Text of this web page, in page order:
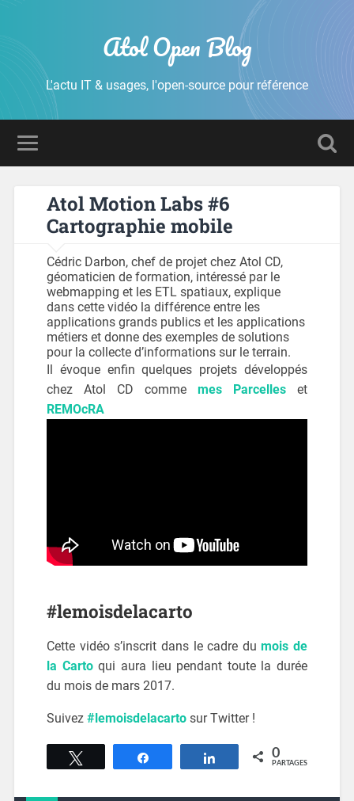
Atol Open Blog
L'actu IT & usages, l'open-source pour référence
Atol Motion Labs #6
Cartographie mobile
Cédric Darbon, chef de projet chez Atol CD,
géomaticien de formation, intéressé par le
webmapping et les ETL spatiaux, explique
dans cette vidéo la différence entre les
applications grands publics et les applications
métiers et donne des exemples de solutions
pour la collecte d’informations sur le terrain.
Il évoque enfin quelques projets développés
chez Atol CD comme mes Parcelleset
REMOcRA
#lemoisdelacarto
Cette vidéo s’inscrit dans le cadre dumois de
la Cartoqui aura lieu pendant toute la durée
du mois de mars 2017.
Suivez#lemoisdelacarto sur Twitter !
Partagez 0
PARTAGES